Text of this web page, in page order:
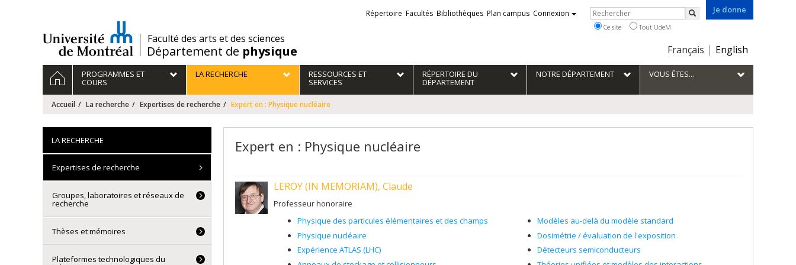
/Faculté des arts et des sciences
Département de physique
Je donne
Choix
la
langue
Français English
Liens
externes
Répertoire Facultés Bibliothèques Plan campus Connexion Rechercher
Rechercher
Ce site Tout UdeM
Navigation
principale
ACCUEILPROGRAMMES ET
COURS
LA RECHERCHE RESSOURCES ET
SERVICES
RÉPERTOIRE DU
DÉPARTEMENT
NOTRE DÉPARTEMENT VOUS ÊTES...
Accueil La recherche Expertises de recherche Expert en : Physique nucléaire
Expert en : Physique nucléaire
LEROY (IN MEMORIAM), Claude
Professeur honoraire
Physique des particules élémentaires et des champs
Physique nucléaire
Expérience ATLAS (LHC)
Modèles au-delà du modèle standard
Dosimétrie / évaluation de l'exposition
Détecteurs semiconducteurs
LA RECHERCHE
Expertises de recherche
Groupes, laboratoires et réseaux de
recherche
Thèses et mémoires
Plateformes technologiques du